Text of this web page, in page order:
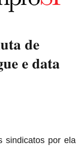
de
e data
sindicatos por ela